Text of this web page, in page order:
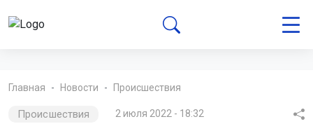
Главная Новости Происшествия
Происшествия 2 июля 2022 - 18:32